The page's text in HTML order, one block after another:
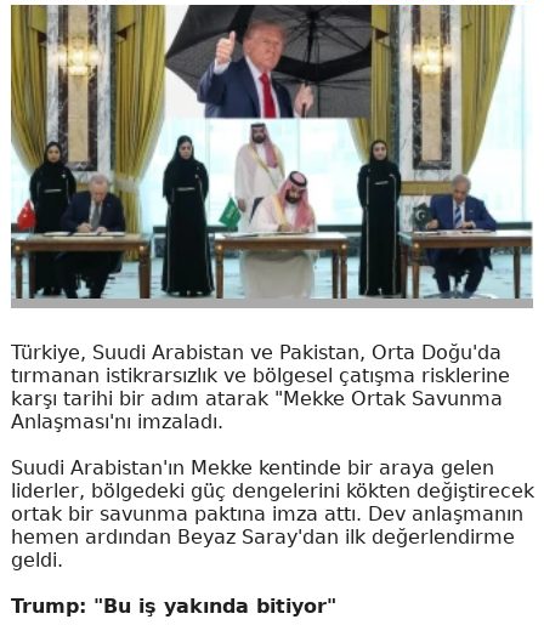
Türkiye, Suudi Arabistan ve Pakistan, Orta Doğu'da
tırmanan istikrarsızlık ve bölgesel çatışma risklerine
karşı tarihi bir adım atarak "Mekke Ortak Savunma
Anlaşması'nı imzaladı.
Suudi Arabistan'ın Mekke kentinde bir araya gelen
liderler, bölgedeki güç dengelerini kökten değiştirecek
ortak bir savunma paktına imza attı. Dev anlaşmanın
hemen ardından Beyaz Saray'dan ilk değerlendirme
geldi.
Trump: "Bu iş yakında bitiyor"